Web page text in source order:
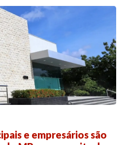
e empresários são